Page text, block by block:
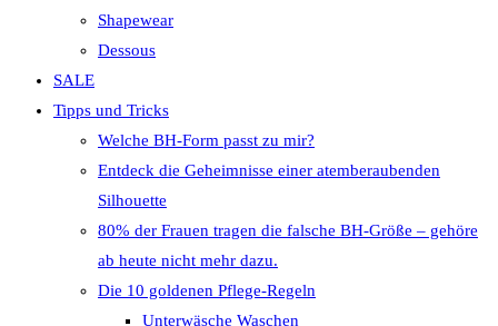
Shapewear
Dessous
SALE
Tipps und Tricks
Welche BH-Form passt zu mir?
Entdeck die Geheimnisse einer atemberaubenden
Silhouette
80% der Frauen tragen die falsche BH-Größe – gehöre
ab heute nicht mehr dazu.
Die 10 goldenen Pflege-Regeln
Unterwäsche Waschen